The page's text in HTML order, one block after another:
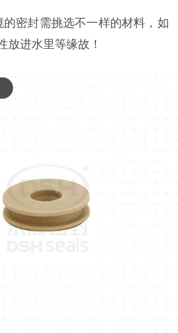
密封需挑选不一样的材料，如
放进水里等缘故！